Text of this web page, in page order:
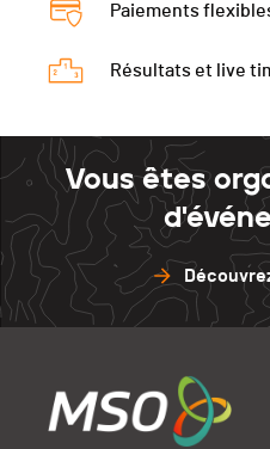
Paiements
Résultats et live
Vous êtes